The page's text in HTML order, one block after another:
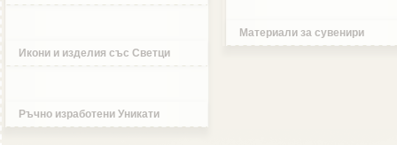
Икони и изделия със Светци
Ръчно изработени Уникати
Материали за сувенири